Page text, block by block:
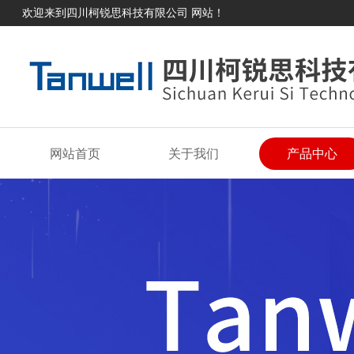
欢迎来到四川柯锐思科技有限公司 网站！
网站首页 关于我们 产品中心